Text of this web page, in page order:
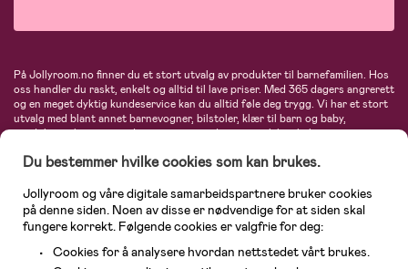
På Jollyroom.no finner du et stort utvalg av produkter til barnefamilien. Hos
oss handler du raskt, enkelt og alltid til lave priser. Med 365 dagers angrerett
og en meget dyktig kundeservice kan du alltid føle deg trygg. Vi har et stort
utvalg med blant annet barnevogner, bilstoler, klær til barn og baby,
produkter til mor, mengder av inspirerende interiør, leker, babyustyr og mye
Maxi-Cosi, Baby Jogger, BabyBjörn, Didriksons, KidKraft, Ergobaby, Philips
største nettbutikk for barn og baby!
Du bestemmer hvilke cookies som kan brukes.
Jollyroom og våre digitale samarbeidspartnere bruker cookies
på denne siden. Noen av disse er nødvendige for at siden skal
fungere korrekt. Følgende cookies er valgfrie for deg:
Cookies for å analysere hvordan nettstedet vårt brukes.